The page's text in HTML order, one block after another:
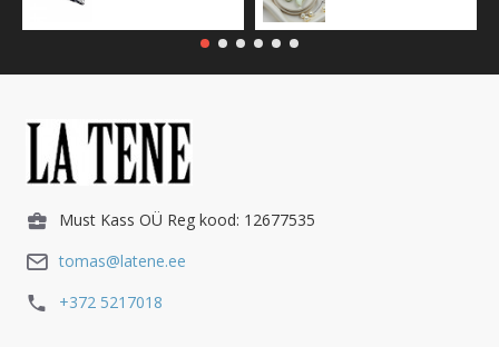
Must Kass OÜ Reg kood: 12677535
tomas@latene.ee
+372 5217018